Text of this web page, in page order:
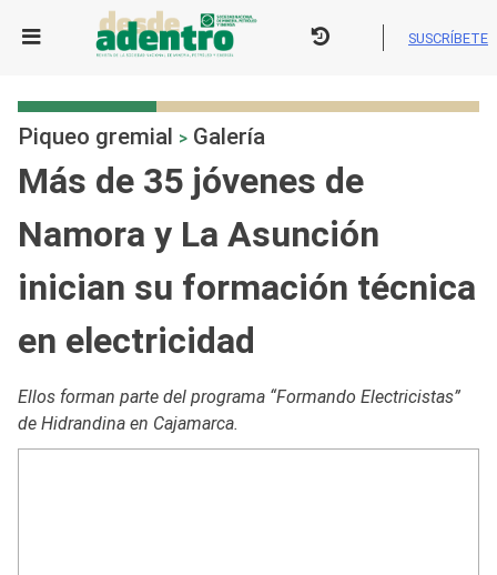
SUSCRÍBETE
Piqueo gremial > Galería
Más de 35 jóvenes de
Namora y La Asunción
inician su formación técnica
en electricidad
Ellos forman parte del programa “Formando Electricistas”
de Hidrandina en Cajamarca.